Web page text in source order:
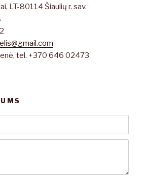
LT-80114 Šiaulių r. sav.
tel. +370 646 02473